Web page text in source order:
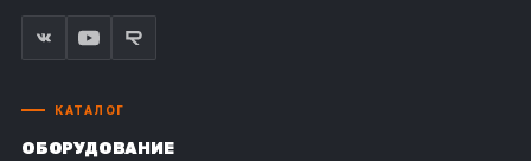
КАТАЛОГ
ОБОРУДОВАНИЕ